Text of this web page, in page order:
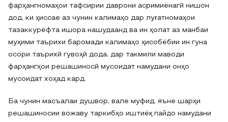
фарҳангномаҳои тафсирии даврони асримиёнагӣ нишон
дод, ки ҳиссае аз чунин калимаҳо дар луғатномаҳои
тазаккурёфта ишора нашудаанд ва ин ҳолат аз манбаи
муҳими таърихи баромади калимаҳо ҳисобёбии ин гуна
осори таърихӣ гувоҳӣ дода, дар такмили маводи
фарҳангҳои решашиносӣ мусоидат намудани онҳо
мусоидат хоҳад кард.
Ба чунин масъалаи душвор, вале муфид, яъне шарҳи
решашиносии вожаву таркибҳо иштиёқ пайдо намудани